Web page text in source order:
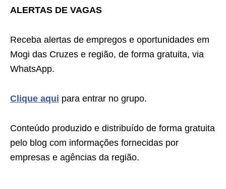
ALERTAS DE VAGAS
Receba alertas de empregos e oportunidades em
Mogi das Cruzes e região, de forma gratuita, via
WhatsApp.
Clique aqui para entrar no grupo.
Conteúdo produzido e distribuído de forma gratuita
pelo blog com informações fornecidas por
empresas e agências da região.